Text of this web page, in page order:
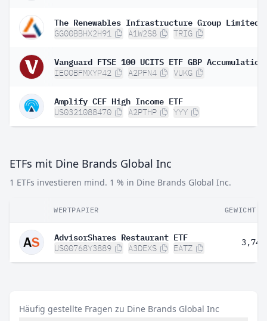
The Renewables Infrastructure Group Limited
GG00BBHX2H91 A1W2S8 TRIG
Vanguard FTSE 100 UCITS ETF GBP Accumulation
IE00BFMXYP42 A2PFN4 VUKG
Amplify CEF High Income ETF
US0321088470 A2PTHP YYY
ETFs mit Dine Brands Global Inc
1 ETFs investieren mind. 1 % in Dine Brands Global Inc.
WERTPAPIER GEWICHT
AdvisorShares Restaurant ETF
US00768Y3889 A3DEXS EATZ
3,74
Häufig gestellte Fragen zu Dine Brands Global Inc